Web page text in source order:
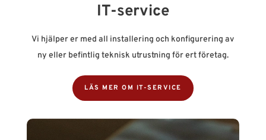
IT-service
Vi hjälper er med all installering och konfigurering av
ny eller befintlig teknisk utrustning för ert företag.
LÄS MER OM IT-SERVICE